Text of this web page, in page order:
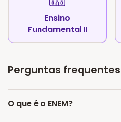
Ensino
Fundamental II
Perguntas frequentes
O que é o ENEM?